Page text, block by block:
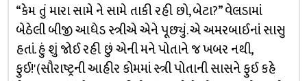
“કેમ તું મારા સામે ને સામે તાકી રહી છો, બેટા?” વેલડામાં
બેઠેલી બીજી આધેડ સ્ત્રીએ એને પૂછ્યું. એ અમરબાઈનાં સાસુ
હતાં. હું શું જોઈ રહી છું એની મને પોતાને જ ખબર નથી,
ફુઈ!'(સૌરાષ્ટ્રની આહીર કોમમાં સ્ત્રી પોતાની સાસને ફુઈ કહે